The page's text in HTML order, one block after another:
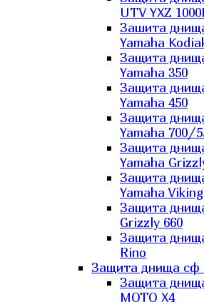
UTV YXZ
Зашита
Yamaha
Защита
Yamaha 350
Защита
Yamaha 450
Защита
Yamaha 700/
Защита
Yamaha
Защита
Yamaha Viking
Защита
Grizzly 660
Защита
Rino
Защита днища сф
Защита
MOTO X4